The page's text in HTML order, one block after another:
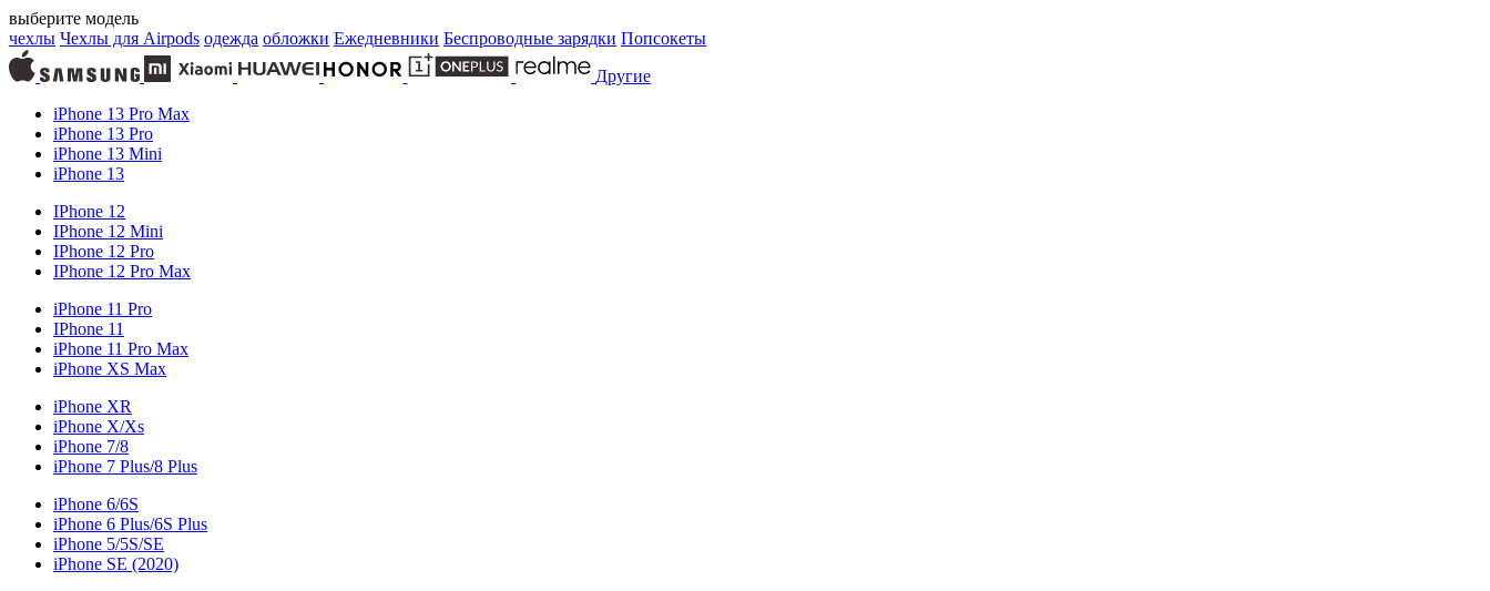
выберите модель
чехлы Чехлы для Airpods одежда обложки Ежедневники Беспроводные зарядки Попсокеты
Другие
iPhone 13 Pro Max
iPhone 13 Pro
iPhone 13 Mini
iPhone 13
IPhone 12
IPhone 12 Mini
IPhone 12 Pro
IPhone 12 Pro Max
iPhone 11 Pro
IPhone 11
iPhone 11 Pro Max
iPhone XS Max
iPhone XR
iPhone X/Xs
iPhone 7/8
iPhone 7 Plus/8 Plus
iPhone 6/6S
iPhone 6 Plus/6S Plus
iPhone 5/5S/SE
iPhone SE (2020)